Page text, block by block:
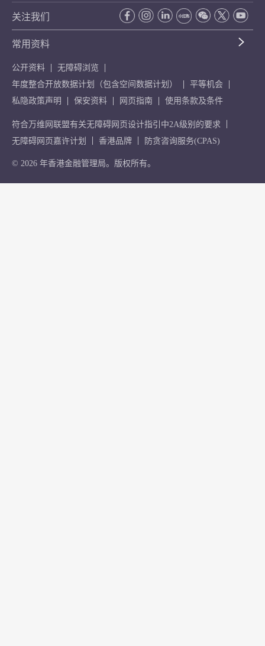
关注我们
常用资料
公开资料
无障碍浏览
年度整合开放数据计划（包含空间数据计划）
平等机会
私隐政策声明
保安资料 网页指南 使用条款及条件
符合万维网联盟有关无障碍网页设计指引中2A级别的要求
无障碍网页嘉许计划
香港品牌 防贪咨询服务(CPAS)
© 2026 年香港金融管理局。版权所有。